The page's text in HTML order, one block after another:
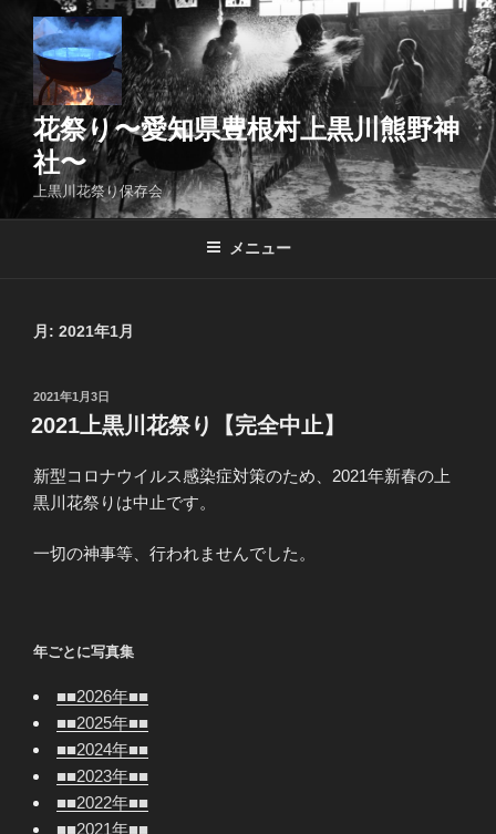
ッ
花祭り〜愛知県豊根村上黒川熊野神
社〜
上黒川花祭り保存会
メニュー
月: 2021年1月
投
稿
日:
2021年1月3日
2021上黒川花祭り【完全中止】
新型コロナウイルス感染症対策のため、2021年新春の上
黒川花祭りは中止です。
一切の神事等、行われませんでした。
年ごとに写真集
■■2026年■■
■■2025年■■
■■2024年■■
■■2023年■■
■■2022年■■
■■2021年■■